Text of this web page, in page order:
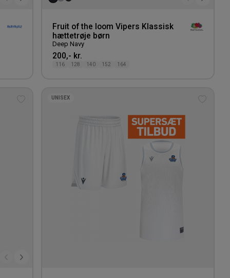
Fruit of the loom Vipers Klassisk
hættetrøje børn
Deep Navy
200,- kr.
116 128 140 152 164
UNISEX